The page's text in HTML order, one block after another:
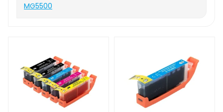
MG5500